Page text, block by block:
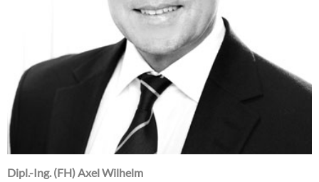
Dipl.-Ing. (FH) Axel Wilhelm